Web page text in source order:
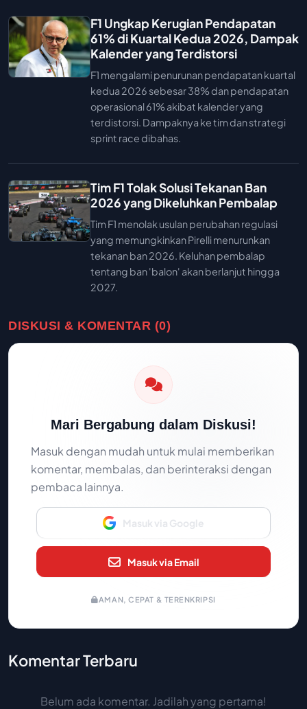
F1 Ungkap Kerugian Pendapatan
61% di Kuartal Kedua 2026, Dampak
Kalender yang Terdistorsi
F1 mengalami penurunan pendapatan kuartal
kedua 2026 sebesar 38% dan pendapatan
operasional 61% akibat kalender yang
terdistorsi. Dampaknya ke tim dan strategi
sprint race dibahas.
Tim F1 Tolak Solusi Tekanan Ban
2026 yang Dikeluhkan Pembalap
Tim F1 menolak usulan perubahan regulasi
yang memungkinkan Pirelli menurunkan
tekanan ban 2026. Keluhan pembalap
tentang ban 'balon' akan berlanjut hingga
2027.
DISKUSI & KOMENTAR (0)
Mari Bergabung dalam Diskusi!
Masuk dengan mudah untuk mulai memberikan
komentar, membalas, dan berinteraksi dengan
pembaca lainnya.
Masuk via Google
Masuk via Email
AMAN, CEPAT & TERENKRIPSI
Komentar Terbaru
Belum ada komentar. Jadilah yang pertama!